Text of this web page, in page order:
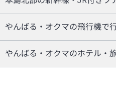
やんばる・オクマの飛行機で
やんばる・オクマのホテル・